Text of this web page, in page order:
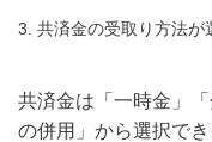
3. 共済金の受取り方法が
共済金は「一時金」
の併用」から選択でき